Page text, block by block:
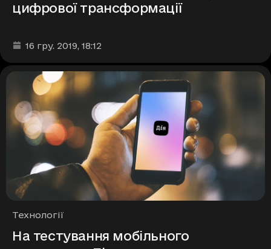
цифрової трансформації
Дата та час публікації
16 гру. 2019, 18:12
Рубрики
Технології
На тестування мобільного